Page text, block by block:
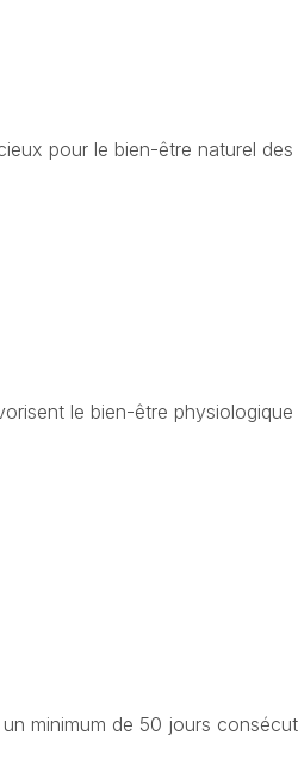
pour le bien-être naturel
le bien-être
minimum de 50 jours